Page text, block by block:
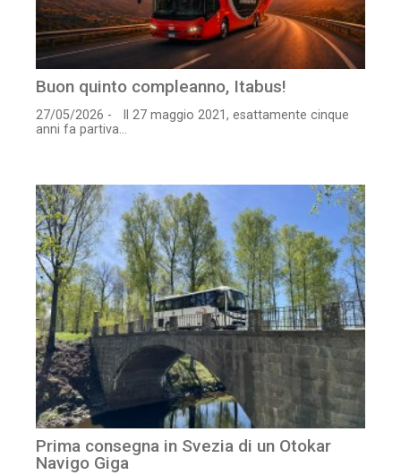
Buon quinto compleanno, Itabus!
27/05/2026 - Il 27 maggio 2021, esattamente cinque
anni fa partiva...
Prima consegna in Svezia di un Otokar
Navigo Giga